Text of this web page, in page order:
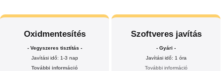
Oxidmentesítés
- Vegyszeres tisztítás -
Javítási idő: 1-3 nap
További információ
Szoftveres javítás
- Gyári -
Javítási idő: 1 óra
További információ